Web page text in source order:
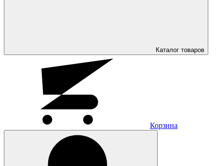
Каталог товаров
Корзина